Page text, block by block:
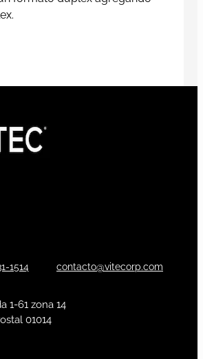
1514 contacto@vitecorp.com
1-61 zona 14
01014